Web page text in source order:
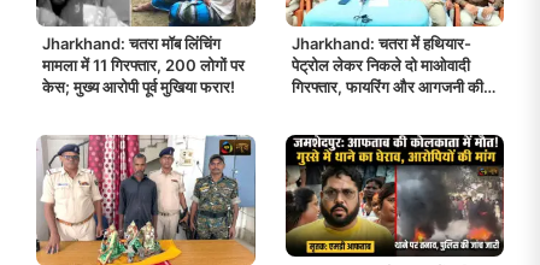
Jharkhand: चतरा मॉब लिंचिंग
मामला में 11 गिरफ्तार, 200 लोगों पर
केस; मुख्य आरोपी पूर्व मुखिया फरार!
Jharkhand: चतरा में हथियार-
पेट्रोल लेकर निकले दो माओवादी
गिरफ्तार, फायरिंग और आगजनी की